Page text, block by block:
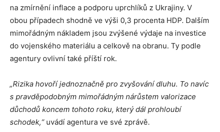
na zmírnění inflace a podporu uprchlíků z Ukrajiny. V
obou případech shodně ve výši 0,3 procenta HDP. Dalším
mimořádným nákladem jsou zvýšené výdaje na investice
do vojenského materiálu a celkově na obranu. Ty podle
agentury ovlivní také příští rok.
„Rizika hovoří jednoznačně pro zvyšování dluhu. To navíc
s pravděpodobným mimořádným nárůstem valorizace
důchodů koncem tohoto roku, který dál prohloubí
schodek,“uvádí agentura ve své zprávě.